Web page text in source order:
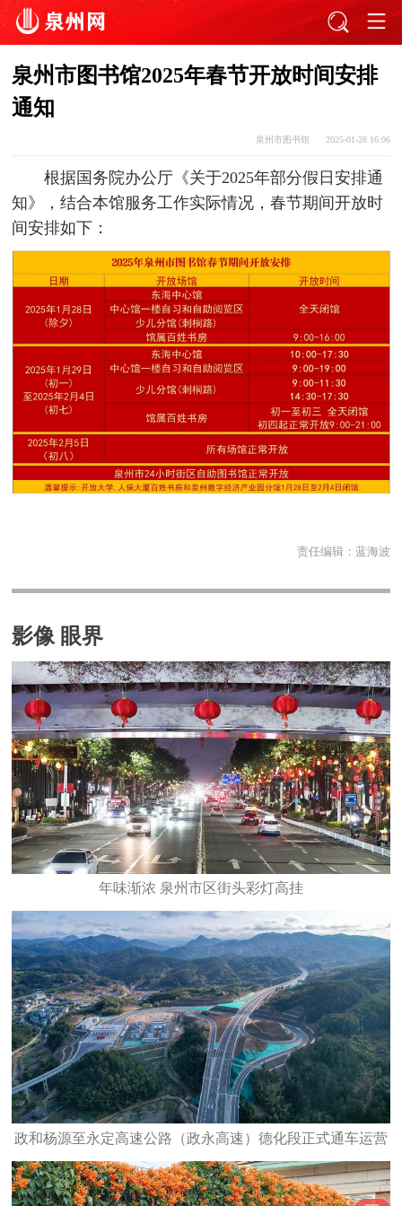
泉州市图书馆2025年春节开放时间安排
通知
泉州市图书馆 2025-01-28 16:06
根据国务院办公厅《关于2025年部分假日安排通
知》，结合本馆服务工作实际情况，春节期间开放时
间安排如下：
责任编辑： 蓝海波
影像 眼界
年味渐浓 泉州市区街头彩灯高挂
政和杨源至永定高速公路（政永高速）德化段正式通车运营